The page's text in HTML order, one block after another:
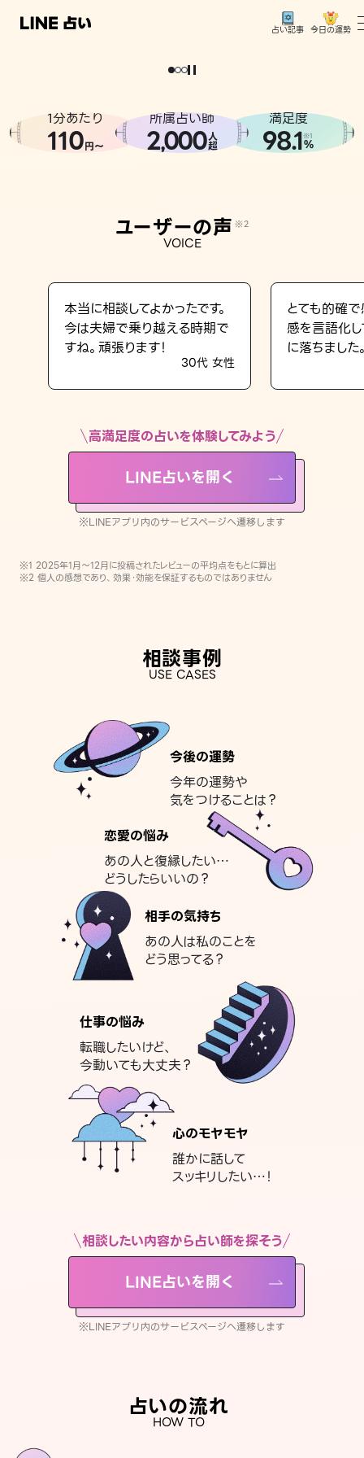
占い記事 今日の運勢
相談事例
LINE占いを開く
※LINEアプリ内のサービスページへ遷移します
どうせなら
。
1分あたり
110円〜
所属占い師
2,000人
超
満足度
98.1※1
%
ユーザーの声 ※2
VOICE
本当に相談してよかったです。
今は夫婦で乗り越える時期で
すね。頑張ります！
30代 女性
とても的確
感を言語化
に落ちました
高満足度の占いを体験してみよう
LINE占いを開く
※LINEアプリ内のサービスページへ遷移します
※1 2025年1月〜12月に投稿されたレビューの平均点をもとに算出
※2 個人の感想であり、効果・効能を保証するものではありません
相談事例
USE CASES
今後の運勢
今年の運勢や
気をつけることは？
恋愛の悩み
あの人と復縁したい…
どうしたらいいの？
相手の気持ち
あの人は私のことを
どう思ってる？
仕事の悩み
転職したいけど、
今動いても大丈夫？
心のモヤモヤ
誰かに話して
スッキリしたい…！
相談したい内容から占い師を探そう
LINE占いを開く
※LINEアプリ内のサービスページへ遷移します
占いの流れ
HOW TO